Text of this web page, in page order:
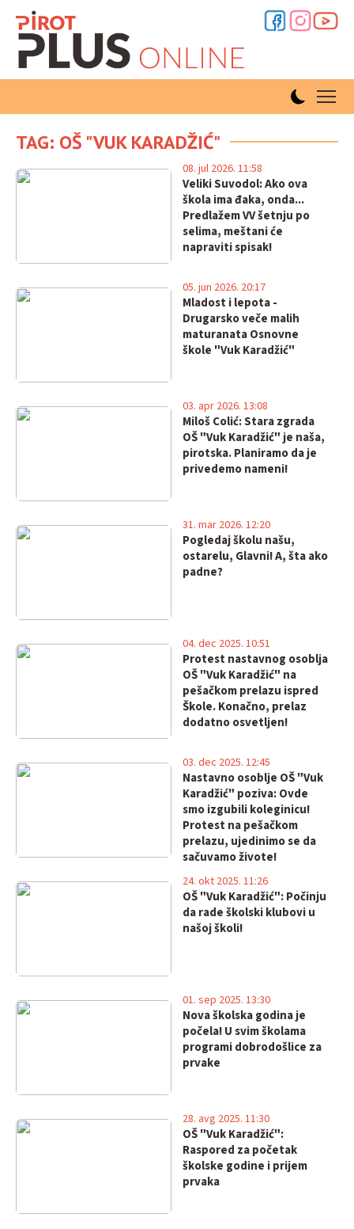
TAG: OŠ "VUK KARADŽIĆ"
Veliki Suvodol: Ako ova
škola ima đaka, onda...
Predlažem VV šetnju po
selima, meštani će
napraviti spisak!
08. jul 2026. 11:58
Mladost i lepota -
Drugarsko veče malih
maturanata Osnovne
škole "Vuk Karadžić"
05. jun 2026. 20:17
Miloš Colić: Stara zgrada
OŠ "Vuk Karadžić" je naša,
pirotska. Planiramo da je
privedemo nameni!
03. apr 2026. 13:08
Pogledaj školu našu,
ostarelu, Glavni! A, šta ako
padne?
31. mar 2026. 12:20
Protest nastavnog osoblja
OŠ "Vuk Karadžić" na
pešačkom prelazu ispred
Škole. Konačno, prelaz
dodatno osvetljen!
04. dec 2025. 10:51
Nastavno osoblje OŠ "Vuk
Karadžić" poziva: Ovde
smo izgubili koleginicu!
Protest na pešačkom
prelazu, ujedinimo se da
sačuvamo živote!
03. dec 2025. 12:45
OŠ "Vuk Karadžić": Počinju
da rade školski klubovi u
našoj školi!
24. okt 2025. 11:26
Nova školska godina je
počela! U svim školama
programi dobrodošlice za
prvake
01. sep 2025. 13:30
OŠ "Vuk Karadžić":
Raspored za početak
školske godine i prijem
prvaka
28. avg 2025. 11:30